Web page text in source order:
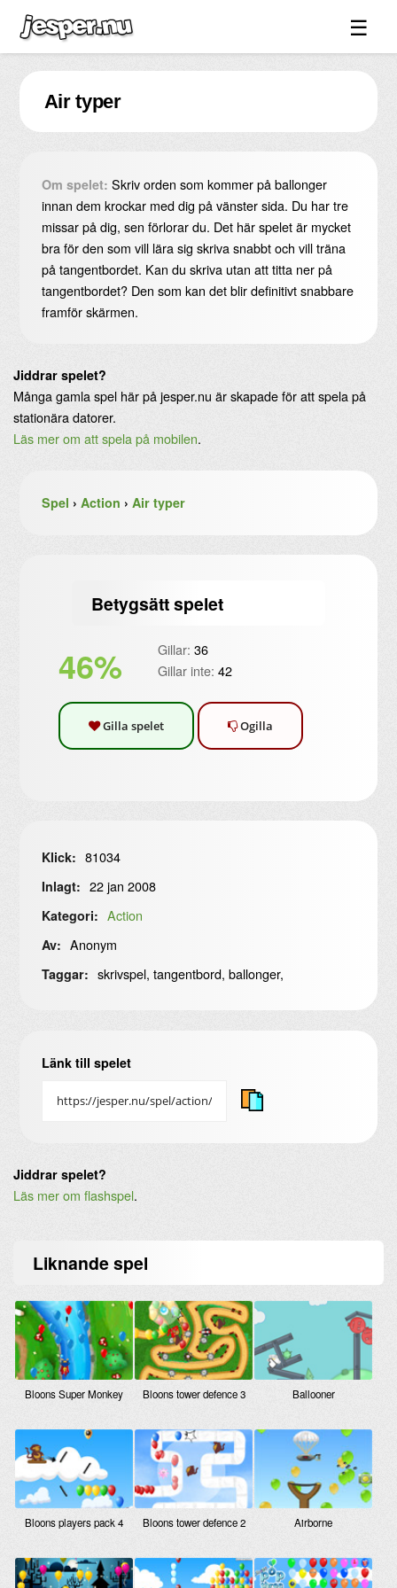
☰
Spel ↓
Bilder ↓
Forum ↓
Videos
Blandat ↓
Om sidan ↓
Air typer
Om spelet: Skriv orden som kommer på ballonger
innan dem krockar med dig på vänster sida. Du har tre
missar på dig, sen förlorar du. Det här spelet är mycket
bra för den som vill lära sig skriva snabbt och vill träna
på tangentbordet. Kan du skriva utan att titta ner på
tangentbordet? Den som kan det blir definitivt snabbare
framför skärmen.
Jiddrar spelet?
Många gamla spel här på jesper.nu är skapade för att spela på
stationära datorer.
Läs mer om att spela på mobilen.
Spel › Action › Air typer
Betygsätt spelet
46% Gillar: 36
Gillar inte: 42
Gilla spelet Ogilla
Klick: 81034
Inlagt: 22 jan 2008
Kategori: Action
Av: Anonym
Taggar: skrivspel, tangentbord, ballonger,
Länk till spelet
Jiddrar spelet?
Läs mer om flashspel.
Liknandespel
Bloons Super Monkey Bloons tower defence 3 Ballooner
Bloons players pack 4 Bloons tower defence 2 Airborne